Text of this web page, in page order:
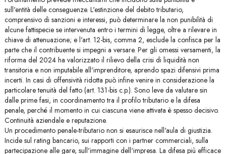
sull'entità delle conseguenze. L'estinzione del debito tributario,
comprensivo di sanzioni e interessi, può determinare la non punibilità di
alcune fattispecie se intervenuta entro i termini di legge, oltre a rilevare in
chiave di attenuazione; e l'art. 12-bis, comma 2, esclude la confisca per la
parte che il contribuente si impegni a versare. Per gli omessi versamenti, la
riforma del 2024 ha valorizzato il rilievo della crisi di liquidità non
transitoria e non imputabile all'imprenditore, aprendo spazi difensivi prima
incerti. In casi di offensività ridotta può infine venire in considerazione la
particolare tenuità del fatto (art. 131-bis c.p.). Sono leve da valutare sin
dalle prime fasi, in coordinamento tra il profilo tributario e la difesa
penale, perché il momento in cui ciascuna viene attivata è spesso decisivo.
Continuità aziendale e reputazione.
Un procedimento penale-tributario non si esaurisce nell'aula di giustizia.
Incide sul rating bancario, sui rapporti con i partner commerciali, sulla
partecipazione alle gare, sull'immagine dell'impresa. La difesa più efficace